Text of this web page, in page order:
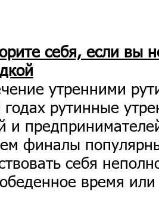
себя, если вы
утренними
годах рутинные
и
финалы
себя
время